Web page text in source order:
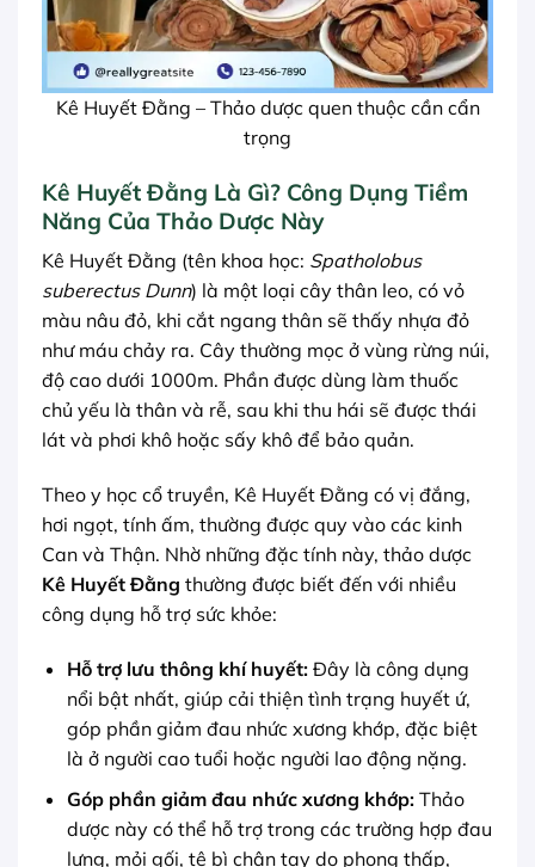
Kê Huyết Đằng – Thảo dược quen thuộc cần cẩn
trọng
Kê Huyết Đằng Là Gì? Công Dụng Tiềm
Năng Của Thảo Dược Này
Kê Huyết Đằng (tên khoa học: Spatholobus
suberectus Dunn) là một loại cây thân leo, có vỏ
màu nâu đỏ, khi cắt ngang thân sẽ thấy nhựa đỏ
như máu chảy ra. Cây thường mọc ở vùng rừng núi,
độ cao dưới 1000m. Phần được dùng làm thuốc
chủ yếu là thân và rễ, sau khi thu hái sẽ được thái
lát và phơi khô hoặc sấy khô để bảo quản.
Theo y học cổ truyền, Kê Huyết Đằng có vị đắng,
hơi ngọt, tính ấm, thường được quy vào các kinh
Can và Thận. Nhờ những đặc tính này, thảo dược
Kê Huyết Đằng thường được biết đến với nhiều
công dụng hỗ trợ sức khỏe:
Hỗ trợ lưu thông khí huyết:Đây là công dụng
nổi bật nhất, giúp cải thiện tình trạng huyết ứ,
góp phần giảm đau nhức xương khớp, đặc biệt
là ở người cao tuổi hoặc người lao động nặng.
Góp phần giảm đau nhức xương khớp:Thảo
dược này có thể hỗ trợ trong các trường hợp đau
lưng, mỏi gối, tê bì chân tay do phong thấp,